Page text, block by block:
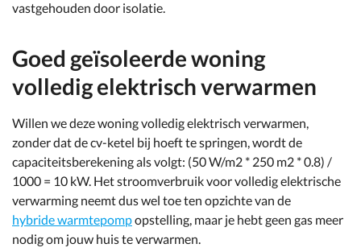
vastgehouden door isolatie.
Goed geïsoleerde woning
volledig elektrisch verwarmen
Willen we deze woning volledig elektrisch verwarmen,
zonder dat de cv-ketel bij hoeft te springen, wordt de
capaciteitsberekening als volgt: (50 W/m2 * 250 m2 * 0.8) /
1000 = 10 kW. Het stroomverbruik voor volledig elektrische
verwarming neemt dus wel toe ten opzichte van de
hybride warmtepompopstelling, maar je hebt geen gas meer
nodig om jouw huis te verwarmen.